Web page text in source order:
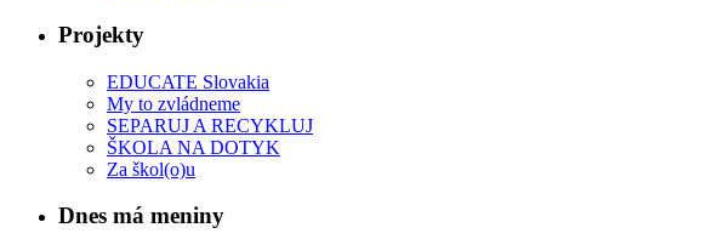
Projekty
EDUCATE Slovakia
My to zvládneme
SEPARUJ A RECYKLUJ
ŠKOLA NA DOTYK
Za škol(o)u
Dnes má meniny